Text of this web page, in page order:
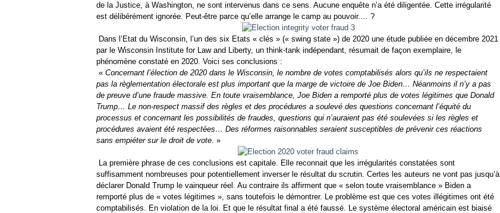
de la Justice, à Washington, ne sont intervenus dans ce sens. Aucune enquête n’a été diligentée. Cette irrégularité
est délibérément ignorée. Peut-être parce qu’elle arrange le camp au pouvoir.… ?
Dans l’Etat du Wisconsin, l’un des six Etats « clés » (« swing state ») de 2020 une étude publiée en décembre 2021
par le Wisconsin Institute for Law and Liberty, un think-tank indépendant, résumait de façon exemplaire, le
phénomène constaté en 2020. Voici ses conclusions :
« Concernant l’élection de 2020 dans le Wisconsin, le nombre de votes comptabilisés alors qu’ils ne respectaient
pas la règlementation électorale est plus important que la marge de victoire de Joe Biden… Néanmoins il n’y a pas
de preuve d’une fraude massive. En toute vraisemblance, Joe Biden a remporté plus de votes légitimes que Donald
Trump… Le non-respect massif des règles et des procédures a soulevé des questions concernant l’équité du
processus et concernant les possibilités de fraudes, questions qui n’auraient pas été soulevées si les règles et
procédures avaient été respectées… Des réformes raisonnables seraient susceptibles de prévenir ces réactions
sans empiéter sur le droit de vote. »
La première phrase de ces conclusions est capitale. Elle reconnait que les irrégularités constatées sont
suffisamment nombreuses pour potentiellement inverser le résultat du scrutin. Certes les auteurs ne vont pas jusqu’à
déclarer Donald Trump le vainqueur réel. Au contraire ils affirment que « selon toute vraisemblance » Biden a
remporté plus de « votes légitimes », sans toutefois le démontrer. Le problème est que ces votes illégitimes ont été
comptabilisés. En violation de la loi. Et que le résultat final a été faussé. Le système électoral américain est biaisé